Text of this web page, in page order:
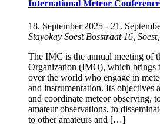
International Meteor
18. September 2025 - 21.
Stayokay Soest Bosstraat 16,
The IMC is the annual meeting of
Organization (IMO), which brings
over the world who engage in
and instrumentation. Its objectives
and coordinate meteor observing,
amateur observations, to
to other amateurs and […]